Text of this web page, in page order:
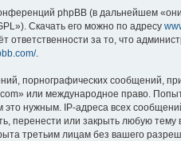
phpBB (в дальнейшем
Скачать его можно по адресу
за то, что
.
порнографических сообщений,
или международное право.
нужным. IP-адреса всех
или закрыть любую
третьим лицам без вашего